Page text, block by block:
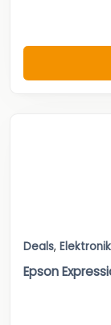
Deals, Elektronik
Epson